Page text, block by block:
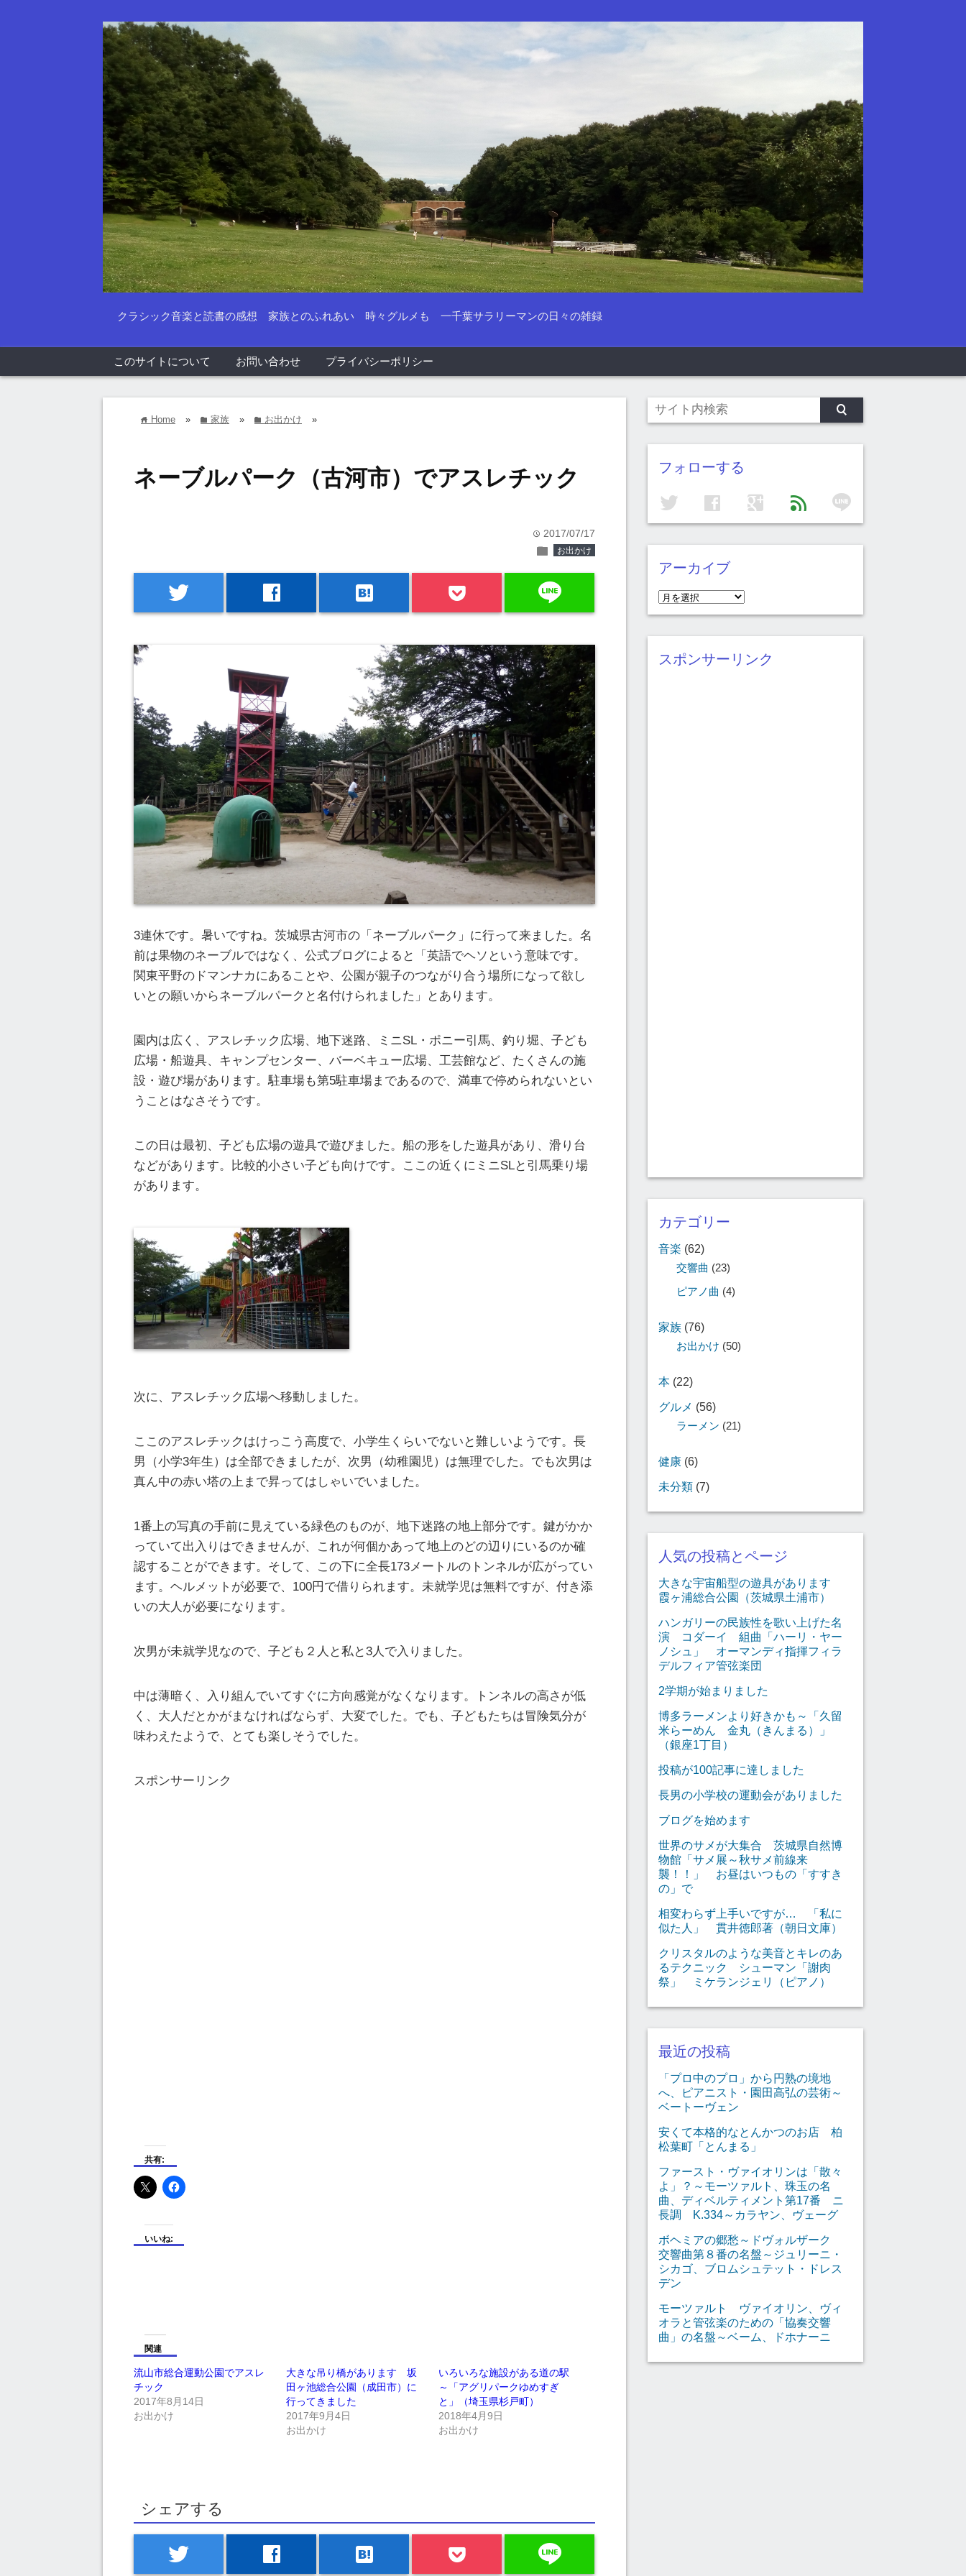
クラシック音楽と読書の感想 家族とのふれあい 時々グルメも 一千葉サラリーマンの日々の雑録
このサイトについて お問い合わせ プライバシーポリシー
home Home » folder 家族 » folder お出かけ »
ネーブルパーク（古河市）でアスレチック
time 2017/07/17
folder お出かけ
twitter facebook hatenabookmark line
3連休です。暑いですね。茨城県古河市の「ネーブルパーク」に行って来ました。名
前は果物のネーブルではなく、公式ブログによると「英語でヘソという意味です。
関東平野のドマンナカにあることや、公園が親子のつながり合う場所になって欲し
いとの願いからネーブルパークと名付けられました」とあります。
園内は広く、アスレチック広場、地下迷路、ミニSL・ポニー引馬、釣り堀、子ども
広場・船遊具、キャンプセンター、バーベキュー広場、工芸館など、たくさんの施
設・遊び場があります。駐車場も第5駐車場まであるので、満車で停められないとい
うことはなさそうです。
この日は最初、子ども広場の遊具で遊びました。船の形をした遊具があり、滑り台
などがあります。比較的小さい子ども向けです。ここの近くにミニSLと引馬乗り場
があります。
次に、アスレチック広場へ移動しました。
ここのアスレチックはけっこう高度で、小学生くらいでないと難しいようです。長
男（小学3年生）は全部できましたが、次男（幼稚園児）は無理でした。でも次男は
真ん中の赤い塔の上まで昇ってはしゃいでいました。
1番上の写真の手前に見えている緑色のものが、地下迷路の地上部分です。鍵がかか
っていて出入りはできませんが、これが何個かあって地上のどの辺りにいるのか確
認することができます。そして、この下に全長173メートルのトンネルが広がってい
ます。ヘルメットが必要で、100円で借りられます。未就学児は無料ですが、付き添
いの大人が必要になります。
次男が未就学児なので、子ども２人と私と3人で入りました。
中は薄暗く、入り組んでいてすぐに方向感覚がなくなります。トンネルの高さが低
く、大人だとかがまなければならず、大変でした。でも、子どもたちは冒険気分が
味わえたようで、とても楽しそうでした。
スポンサーリンク
共有:
いいね:
関連
流山市総合運動公園でアスレ
チック
2017年8月14日
お出かけ
大きな吊り橋があります 坂
田ヶ池総合公園（成田市）に
行ってきました
2017年9月4日
お出かけ
いろいろな施設がある道の駅
～「アグリパークゆめすぎ
と」（埼玉県杉戸町）
2018年4月9日
お出かけ
シェアする
twitter facebook hatenabookmark line
フォローする
twitter facebook google feed line
アーカイブ
ア
ー
カ
イ
スポンサーリンク
カテゴリー
音楽 (62)
交響曲 (23)
ピアノ曲 (4)
家族 (76)
お出かけ (50)
本 (22)
グルメ (56)
ラーメン (21)
健康 (6)
未分類 (7)
人気の投稿とページ
大きな宇宙船型の遊具があります
霞ヶ浦総合公園（茨城県土浦市）
ハンガリーの民族性を歌い上げた名
演 コダーイ 組曲「ハーリ・ヤー
ノシュ」 オーマンディ指揮フィラ
デルフィア管弦楽団
2学期が始まりました
博多ラーメンより好きかも～「久留
米らーめん 金丸（きんまる）」
（銀座1丁目）
投稿が100記事に達しました
長男の小学校の運動会がありました
ブログを始めます
世界のサメが大集合 茨城県自然博
物館「サメ展～秋サメ前線来
襲！！」 お昼はいつもの「すすき
の」で
相変わらず上手いですが… 「私に
似た人」 貫井徳郎著（朝日文庫）
クリスタルのような美音とキレのあ
るテクニック シューマン「謝肉
祭」 ミケランジェリ（ピアノ）
最近の投稿
「プロ中のプロ」から円熟の境地
へ、ピアニスト・園田高弘の芸術～
ベートーヴェン
安くて本格的なとんかつのお店 柏
松葉町「とんまる」
ファースト・ヴァイオリンは「散々
よ」？～モーツァルト、珠玉の名
曲、ディベルティメント第17番 ニ
長調 K.334～カラヤン、ヴェーグ
ボヘミアの郷愁～ドヴォルザーク
交響曲第８番の名盤～ジュリーニ・
シカゴ、ブロムシュテット・ドレス
デン
モーツァルト ヴァイオリン、ヴィ
オラと管弦楽のための「協奏交響
曲」の名盤～ベーム、ドホナーニ